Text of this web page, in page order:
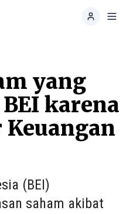
yang
karena
(BEI)
saham akibat